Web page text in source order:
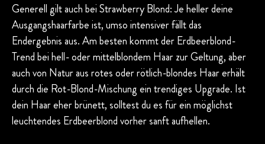
Generell gilt auch bei Strawberry Blond: Je heller deine
Ausgangshaarfarbe ist, umso intensiver fällt das
Endergebnis aus. Am besten kommt der Erdbeerblond-
Trend bei hell- oder mittelblondem Haar zur Geltung, aber
auch von Natur aus rotes oder rötlich-blondes Haar erhält
durch die Rot-Blond-Mischung ein trendiges Upgrade. Ist
dein Haar eher brünett, solltest du es für ein möglichst
leuchtendes Erdbeerblond vorher sanft aufhellen.